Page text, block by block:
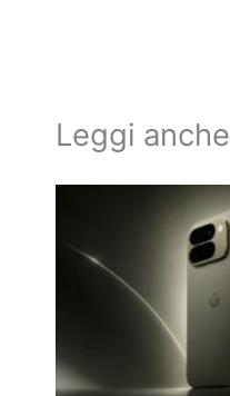
Leggi anche